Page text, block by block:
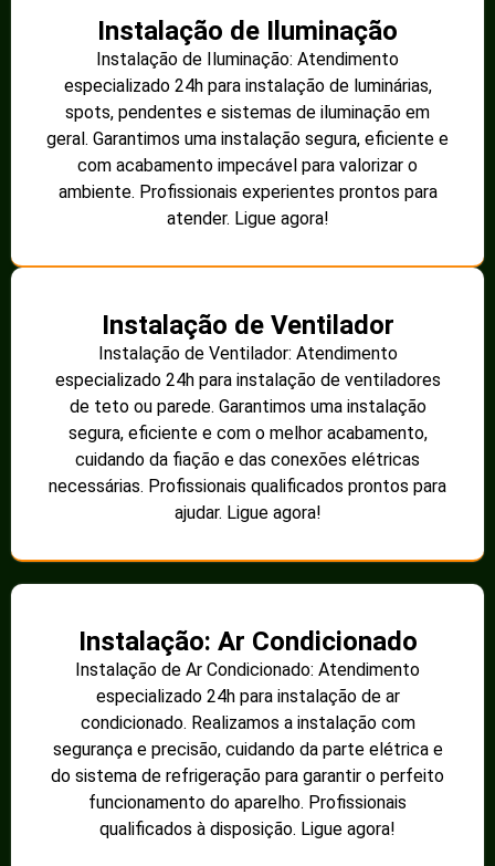
Instalação de Iluminação
Instalação de Iluminação: Atendimento
especializado 24h para instalação de luminárias,
spots, pendentes e sistemas de iluminação em
geral. Garantimos uma instalação segura, eficiente e
com acabamento impecável para valorizar o
ambiente. Profissionais experientes prontos para
atender. Ligue agora!
Instalação de Ventilador
Instalação de Ventilador: Atendimento
especializado 24h para instalação de ventiladores
de teto ou parede. Garantimos uma instalação
segura, eficiente e com o melhor acabamento,
cuidando da fiação e das conexões elétricas
necessárias. Profissionais qualificados prontos para
ajudar. Ligue agora!
Instalação: Ar Condicionado
Instalação de Ar Condicionado: Atendimento
especializado 24h para instalação de ar
condicionado. Realizamos a instalação com
segurança e precisão, cuidando da parte elétrica e
do sistema de refrigeração para garantir o perfeito
funcionamento do aparelho. Profissionais
qualificados à disposição. Ligue agora!